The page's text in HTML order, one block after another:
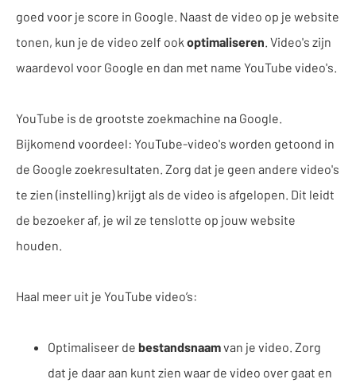
goed voor je score in Google. Naast de video op je website
tonen, kun je de video zelf ook optimaliseren. Video's zijn
waardevol voor Google en dan met name YouTube video's.
YouTube is de grootste zoekmachine na Google.
Bijkomend voordeel: YouTube-video's worden getoond in
de Google zoekresultaten. Zorg dat je geen andere video's
te zien (instelling) krijgt als de video is afgelopen. Dit leidt
de bezoeker af, je wil ze tenslotte op jouw website
houden.
Haal meer uit je YouTube video’s:
Optimaliseer de bestandsnaamvan je video. Zorg
dat je daar aan kunt zien waar de video over gaat en